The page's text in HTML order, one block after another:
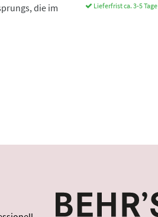
die im
Lieferfrist ca. 3-5 Tage